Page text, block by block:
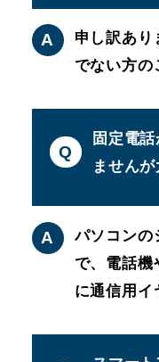
A
申し訳あり
でない方の
Q
固定電
ません
A
パソコンの
で、電話機
に通信用イ